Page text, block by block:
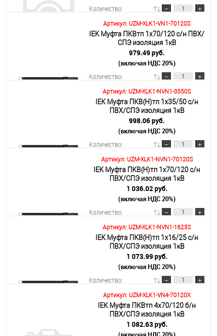
Количество:
В корзину
Подробнее
Артикул: UZM-XLK1-VN1-70120S
IEK Муфта ПКВтп 1х70/120 с/н ПВХ/
СПЭ изоляция 1кВ
979.49 руб.
(включая НДС 20%)
Количество:
В корзину
Подробнее
Артикул: UZM-XLK1-NVN1-3550S
IEK Муфта ПКВ(Н)тп 1х35/50 с/н
ПВХ/СПЭ изоляция 1кВ
998.06 руб.
(включая НДС 20%)
Количество:
В корзину
Подробнее
Артикул: UZM-XLK1-NVN1-70120S
IEK Муфта ПКВ(Н)тп 1х70/120 с/н
ПВХ/СПЭ изоляция 1кВ
1 036.02 руб.
(включая НДС 20%)
Количество:
В корзину
Подробнее
Артикул: UZM-XLK1-NVN1-1625S
IEK Муфта ПКВ(Н)тп 1х16/25 с/н
ПВХ/СПЭ изоляция 1кВ
1 073.99 руб.
(включая НДС 20%)
Количество:
В корзину
Подробнее
Артикул: UZM-XLK1-VN4-70120X
IEK Муфта ПКВтп 4х70/120 б/н
ПВХ/СПЭ изоляция 1кВ
1 082.63 руб.